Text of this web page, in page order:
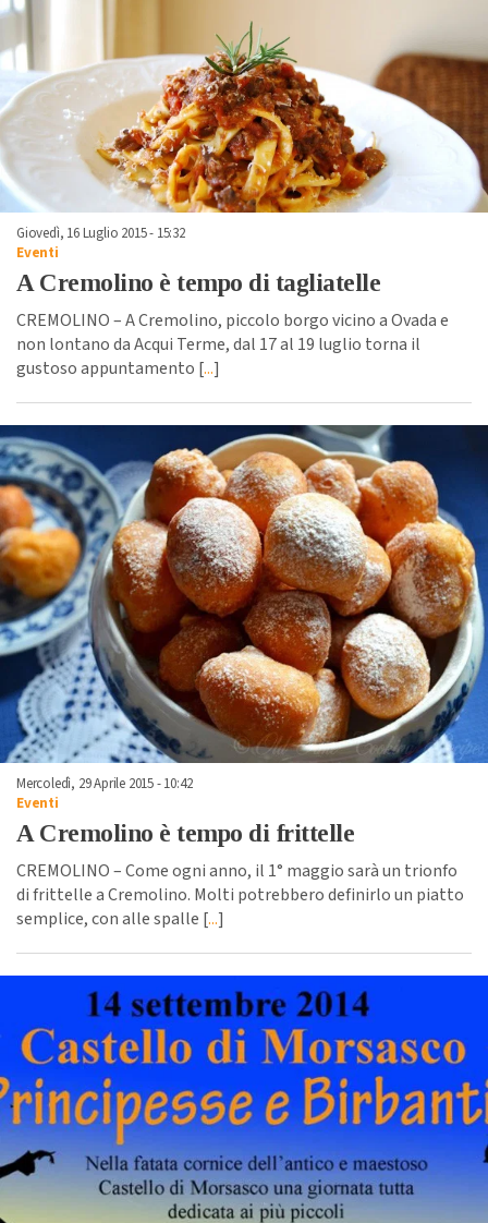
Giovedì, 16 Luglio 2015 - 15:32
Eventi
A Cremolino è tempo di tagliatelle
CREMOLINO – A Cremolino, piccolo borgo vicino a Ovada e
non lontano da Acqui Terme, dal 17 al 19 luglio torna il
gustoso appuntamento [...]
Mercoledì, 29 Aprile 2015 - 10:42
Eventi
A Cremolino è tempo di frittelle
CREMOLINO – Come ogni anno, il 1° maggio sarà un trionfo
di frittelle a Cremolino. Molti potrebbero definirlo un piatto
semplice, con alle spalle [...]